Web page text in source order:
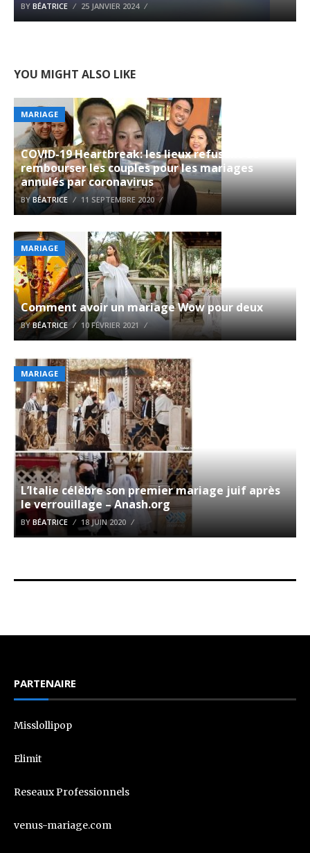
BY BÉATRICE 25 JANVIER 2024
YOU MIGHT ALSO LIKE
MARIAGE
COVID-19 Heartbreak: les lieux refusent de
rembourser les couples pour les mariages
annulés par coronavirus
BYBÉATRICE 11 SEPTEMBRE 2020
MARIAGE
Comment avoir un mariage Wow pour deux
BYBÉATRICE 10 FÉVRIER 2021
MARIAGE
L’Italie célèbre son premier mariage juif après
le verrouillage – Anash.org
BY BÉATRICE 18 JUIN 2020
PARTENAIRE
Misslollipop
Elimit
Reseaux Professionnels
venus-mariage.com